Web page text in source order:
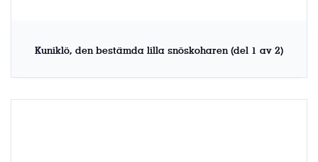
Kuniklö, den bestämda lilla snöskoharen (del 1 av 2)